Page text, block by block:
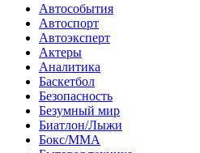
Автособытия
Автоспорт
Автоэксперт
Актеры
Аналитика
Баскетбол
Безопасность
Безумный мир
Биатлон/Лыжи
Бокс/MMA